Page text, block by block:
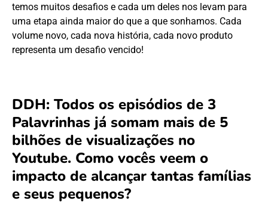
temos muitos desafios e cada um deles nos levam para
uma etapa ainda maior do que a que sonhamos. Cada
volume novo, cada nova história, cada novo produto
representa um desafio vencido!
DDH: Todos os episódios de 3
Palavrinhas já somam mais de 5
bilhões de visualizações no
Youtube. Como vocês veem o
impacto de alcançar tantas famílias
e seus pequenos?